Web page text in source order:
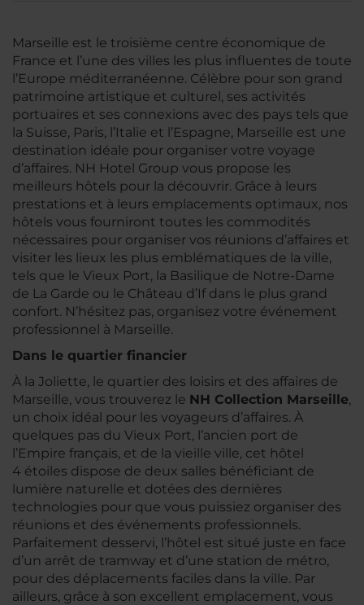
Marseille est le troisième centre économique de
France et l’une des villes les plus influentes de toute
l’Europe méditerranéenne. Célèbre pour son grand
patrimoine artistique et culturel, ses activités
portuaires et ses connexions avec des pays tels que
la Suisse, Paris, l’Italie et l’Espagne, Marseille est une
destination idéale pour organiser votre voyage
d’affaires. NH Hotel Group vous propose les
meilleurs hôtels pour la découvrir. Grâce à leurs
prestations et à leurs emplacements optimaux, nos
hôtels vous fourniront toutes les commodités
nécessaires pour organiser vos réunions d’affaires et
visiter les lieux les plus emblématiques de la ville,
tels que le Vieux Port, la Basilique de Notre-Dame
de La Garde ou le Château d’If dans le plus grand
confort. N’hésitez pas, organisez votre événement
professionnel à Marseille.
Dans le quartier financier
À la Joliette, le quartier des loisirs et des affaires de
Marseille, vous trouverez le NH Collection Marseille,
un choix idéal pour les voyageurs d’affaires. À
quelques pas du Vieux Port, l’ancien port de
l’Empire français, et de la vieille ville, cet hôtel
4 étoiles dispose de deux salles bénéficiant de
lumière naturelle et dotées des dernières
technologies pour que vous puissiez organiser des
réunions et des événements professionnels.
Parfaitement desservi, l’hôtel est situé juste en face
d’un arrêt de tramway et d’une station de métro,
pour des déplacements faciles dans la ville. Par
ailleurs, grâce à son excellent emplacement, vous